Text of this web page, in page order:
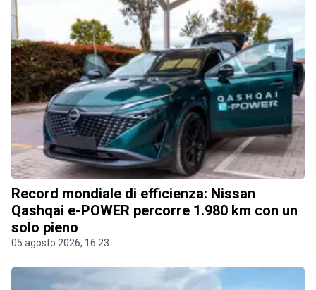
Record mondiale di efficienza: Nissan
Qashqai e-POWER percorre 1.980 km con un
solo pieno
05 agosto 2026, 16.23